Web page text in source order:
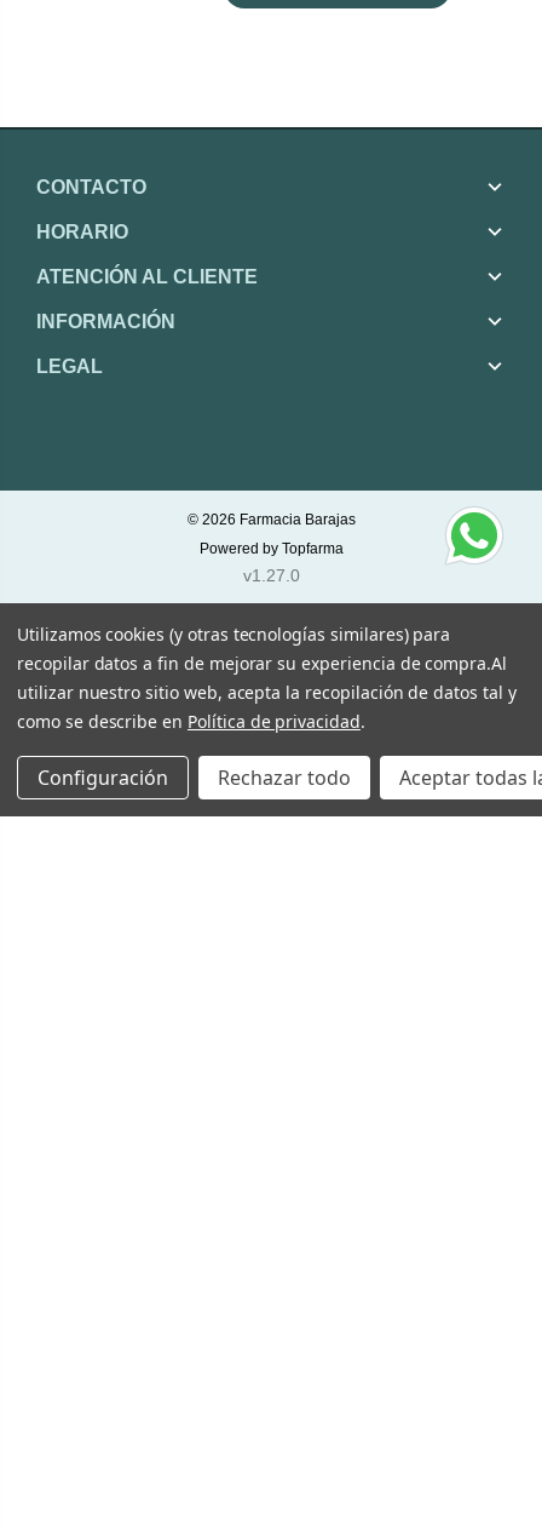
CONTACTO
HORARIO
ATENCIÓN AL CLIENTE
INFORMACIÓN
LEGAL
© 2026 Farmacia Barajas
Powered by Topfarma
v1.27.0
Utilizamos cookies (y otras tecnologías similares) para
recopilar datos a fin de mejorar su experiencia de compra.Al
utilizar nuestro sitio web, acepta la recopilación de datos tal y
como se describe en Política de privacidad.
Configuración Rechazar todo Aceptar todas